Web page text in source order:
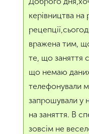
керівництва на
вражена тим,
те, що заняття
що немаю
телефонували
запрошували у
на заняття. В
зовсім не